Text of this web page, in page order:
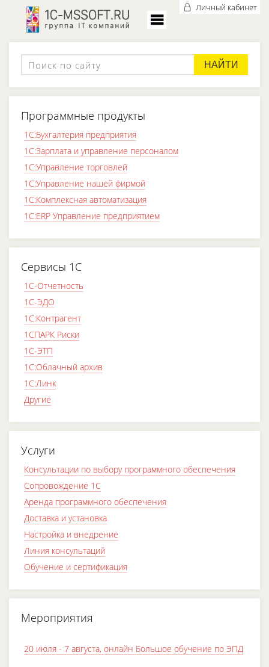
Личный кабинет
НАЙТИ
Программные продукты
1С:Бухгалтерия предприятия
1С:Зарплата и управление персоналом
1С:Управление торговлей
1С:Управление нашей фирмой
1С:Комплексная автоматизация
1С:ERP Управление предприятием
Сервисы 1С
1C-Отчетность
1С-ЭДО
1С:Контрагент
1СПАРК Риски
1С-ЭТП
1С:Облачный архив
1С:Линк
Другие
Услуги
Консультации по выбору программного обеспечения
Сопровождение 1С
Аренда программного обеспечения
Доставка и установка
Настройка и внедрение
Линия консультаций
Обучение и сертификация
Мероприятия
20 июля - 7 августа, онлайн Большое обучение по ЭПД